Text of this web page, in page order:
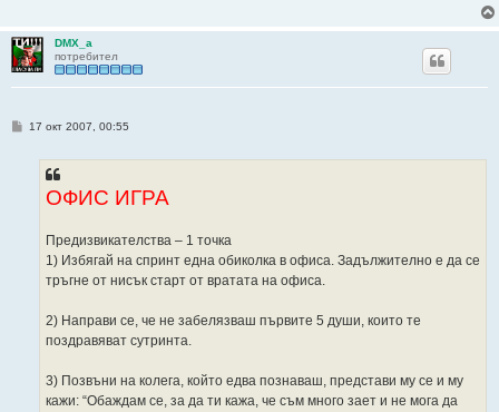
DMX_a
потребител
М17 окт 2007, 00:55
ОФИС ИГРА
Предизвикателства – 1 точка
1) Избягай на спринт една обиколка в офиса. Задължително е да се
тръгне от нисък старт от вратата на офиса.
2) Направи се, че не забелязваш първите 5 души, които те
поздравяват сутринта.
3) Позвъни на колега, който едва познаваш, представи му се и му
кажи: “Обаждам се, за да ти кажа, че съм много зает и не мога да